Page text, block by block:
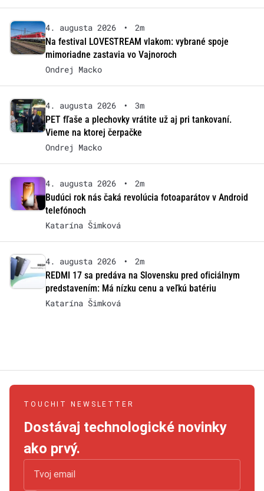
4. augusta 2026 •
2m
Na festival LOVESTREAM vlakom: vybrané spoje
mimoriadne zastavia vo Vajnoroch
Ondrej Macko
4. augusta 2026 •
3m
PET fľaše a plechovky vrátite už aj pri tankovaní.
Vieme na ktorej čerpačke
Ondrej Macko
4. augusta 2026 •
2m
Budúci rok nás čaká revolúcia fotoaparátov v Android
telefónoch
Katarína Šimková
4. augusta 2026 •
2m
REDMI 17 sa predáva na Slovensku pred oficiálnym
predstavením: Má nízku cenu a veľkú batériu
Katarína Šimková
TOUCHIT NEWSLETTER
Dostávaj technologické novinky
ako prvý.